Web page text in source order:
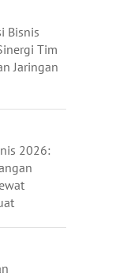
Bisnis
Tim
Jaringan
2026: